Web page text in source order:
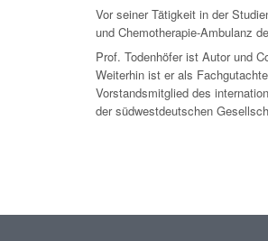
Vor seiner Tätigkeit in der
und Chemotherapie-Ambulanz
Prof. Todenhöfer ist Autor und
Weiterhin ist er als
Vorstandsmitglied des
der südwestdeutschen